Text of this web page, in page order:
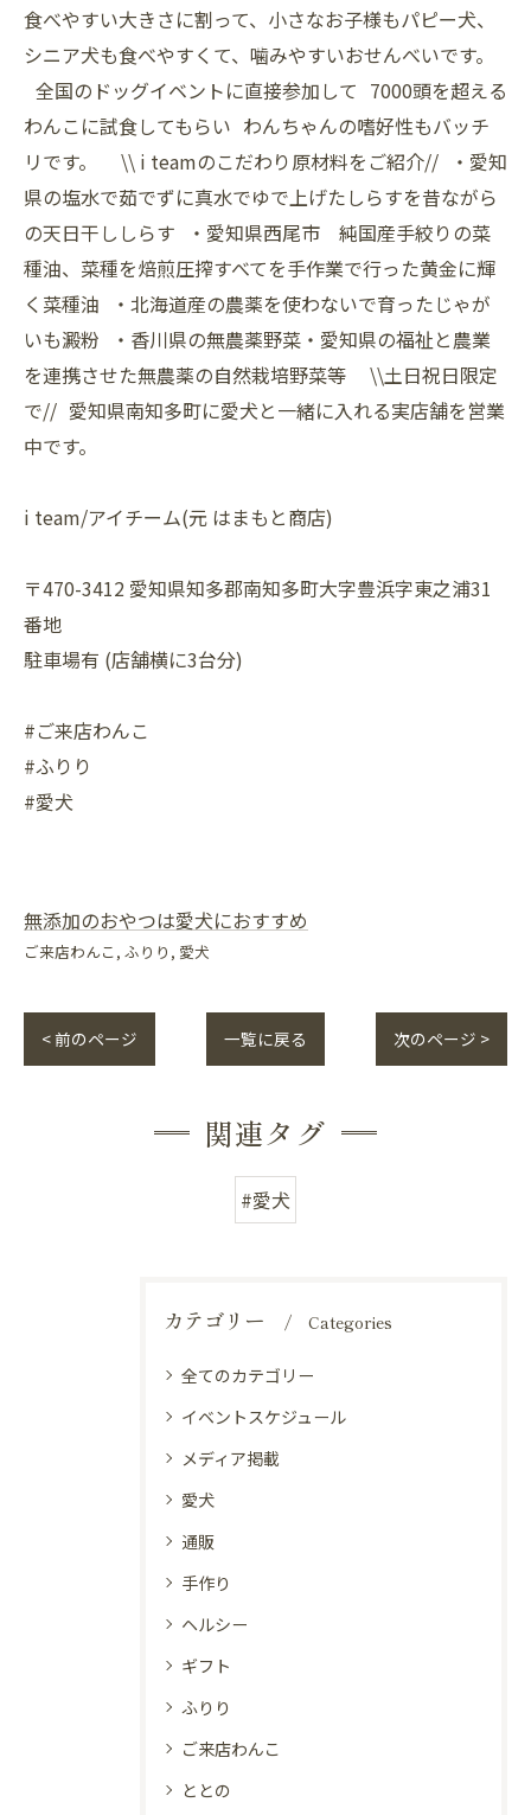
食べやすい大きさに割って、小さなお子様もパピー犬、
シニア犬も食べやすくて、噛みやすいおせんべいです。
全国のドッグイベントに直接参加して 7000頭を超える
わんこに試食してもらい わんちゃんの嗜好性もバッチ
リです。 \\ i teamのこだわり原材料をご紹介// ・愛知
県の塩水で茹でずに真水でゆで上げたしらすを昔ながら
の天日干ししらす ・愛知県西尾市 純国産手絞りの菜
種油、菜種を焙煎圧搾すべてを手作業で行った黄金に輝
く菜種油 ・北海道産の農薬を使わないで育ったじゃが
いも澱粉 ・香川県の無農薬野菜・愛知県の福祉と農業
を連携させた無農薬の自然栽培野菜等 \\土日祝日限定
で// 愛知県南知多町に愛犬と一緒に入れる実店舗を営業
中です。
i team/アイチーム(元 はまもと商店)
〒470-3412 愛知県知多郡南知多町大字豊浜字東之浦31
番地
駐車場有 (店舗横に3台分)
#ご来店わんこ
#ふりり
#愛犬
無添加のおやつは愛犬におすすめ
ご来店わんこ ふりり 愛犬
< 前のページ 一覧に戻る 次のページ >
関連タグ
#愛犬
カテゴリー Categories
全てのカテゴリー
イベントスケジュール
メディア掲載
愛犬
通販
手作り
ヘルシー
ギフト
ふりり
ご来店わんこ
ととの